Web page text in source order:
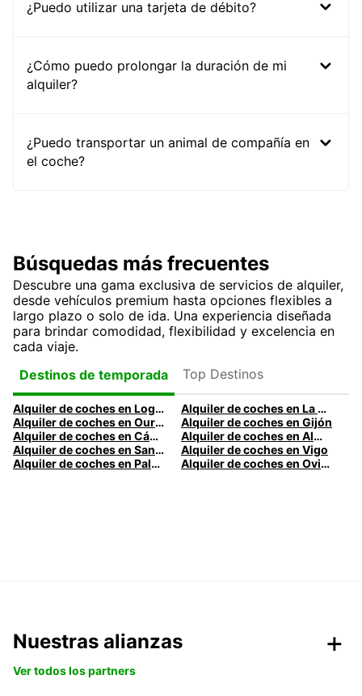
¿Puedo utilizar una tarjeta de débito?
¿Cómo puedo prolongar la duración de mi
alquiler?
¿Puedo transportar un animal de compañía en
el coche?
Búsquedas más frecuentes
Descubre una gama exclusiva de servicios de alquiler,
desde vehículos premium hasta opciones flexibles a
largo plazo o solo de ida. Una experiencia diseñada
para brindar comodidad, flexibilidad y excelencia en
cada viaje.
Destinos de temporada
Top Destinos
Alquiler de coches en Logroño
Alquiler de coches en La Coruña
Alquiler de coches en Ourense
Alquiler de coches en Gijón
Alquiler de coches en Cádiz
Alquiler de coches en Almería
Alquiler de coches en Santander
Alquiler de coches en Vigo
Alquiler de coches en Palma
Alquiler de coches en Oviedo
Nuestras alianzas
Ver todos los partners